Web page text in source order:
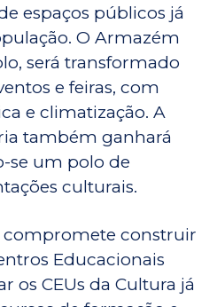
espaços públicos já
O Armazém
será transformado
e feiras, com
e climatização. A
também ganhará
se um polo de
culturais.
compromete construir
Educacionais
os CEUs da Cultura já